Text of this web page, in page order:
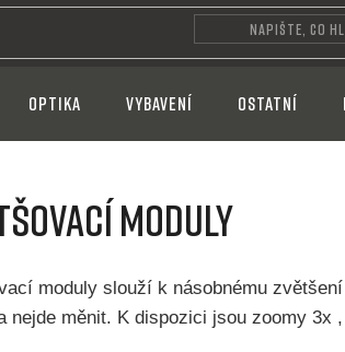
Optika VYBAVENÍ OSTATNÍ
MODULY
moduly slouží k násobnému
nejde měnit. K dispozici jsou zoomy